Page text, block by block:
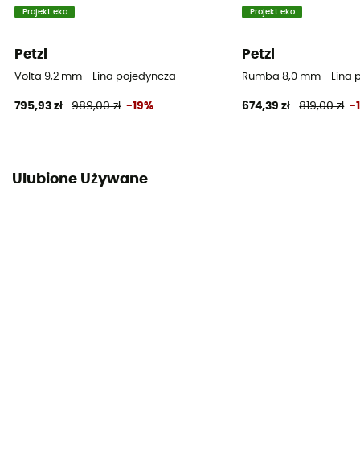
Sprawdź ulotkę
Deklaracja zgodności
Wyposażenie ochronne indywidualne
18 kN
Projekt eko
Petzl
Volta 9,2 mm - Lina pojedyncza
795,93 zł 989,00 zł -19%
Projekt eko
Petzl
Rumba 8,0 mm - Lina
674,39 zł 819,00 zł -
Ulubione Używane